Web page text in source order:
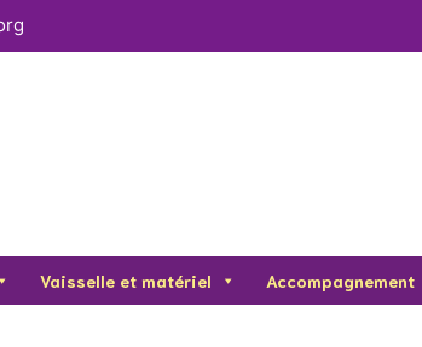
Vaisselle et matériel Accompagnement